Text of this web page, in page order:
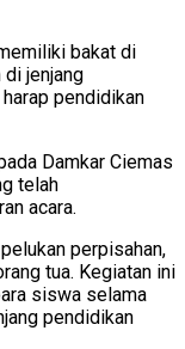
bakat di
jenjang
pendidikan
Damkar Ciemas
telah
acara.
perpisahan,
tua. Kegiatan ini
siswa selama
pendidikan